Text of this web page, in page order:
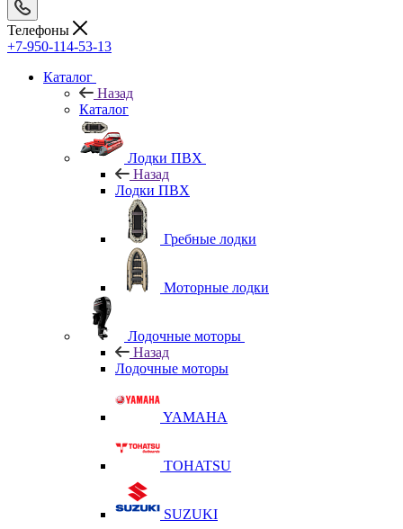
Телефоны
+7-950-114-53-13
Каталог
Назад
Каталог
Лодки ПВХ
Назад
Лодки ПВХ
Гребные лодки
Моторные лодки
Лодочные моторы
Назад
Лодочные моторы
YAMAHA
TOHATSU
SUZUKI